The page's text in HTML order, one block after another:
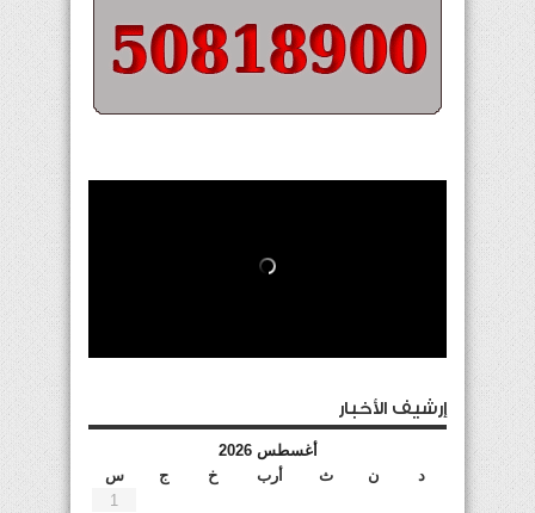
إرشيف الأخبار
أغسطس 2026
د
ن ث أرب خ ج
س
1